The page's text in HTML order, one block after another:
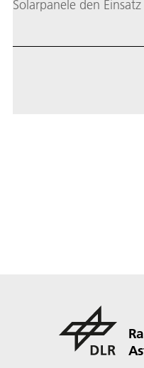
Solarpanele den